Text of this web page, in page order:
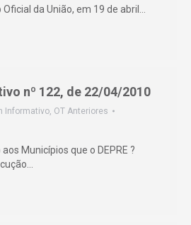
da União, em 19 de abril…
nº 122, de 22/04/2010
Informativo, OT Anteriores
Municípios que o DEPRE ?